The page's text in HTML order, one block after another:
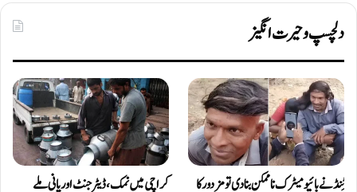
دلچسپ و حیرت انگیز
ٹِنڈ نے بائیومیٹرک ناممکن بنا دی تو مزدور کا
کراچی میں نمک، ڈیٹرجنٹ اور پانی ملے